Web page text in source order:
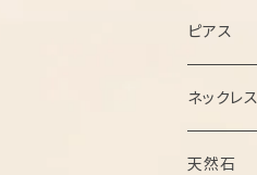
ピアス
ネックレス
チェーン
天然石